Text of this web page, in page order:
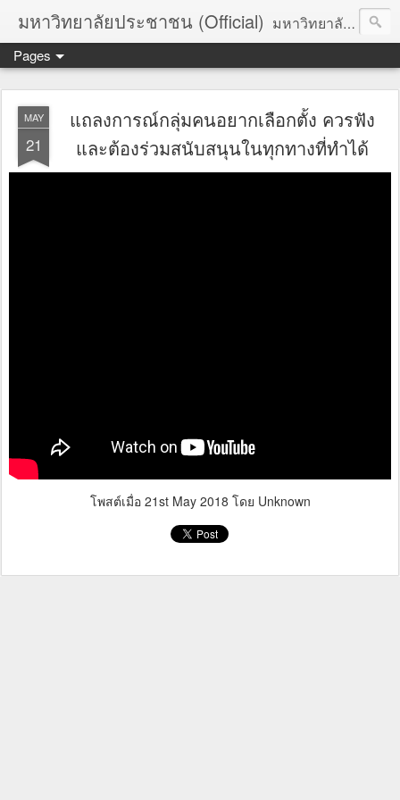
มหาวิทยาลัยประชาชน (Official) มหาวิทยาลัยประชาชน เพื่อการปฏิวัติประชาชนโดยสันติ Truths :: Peace :: Revolution :: Universal Human Rights :: Democracy (TPRUD)
Pages
MAY
21
แถลงการณ์กลุ่มคนอยากเลือกตั้ง ควรฟัง
และต้องร่วมสนับสนุนในทุกทางที่ทำได้
โพสต์เมื่อ 21st May 2018 โดย Unknown